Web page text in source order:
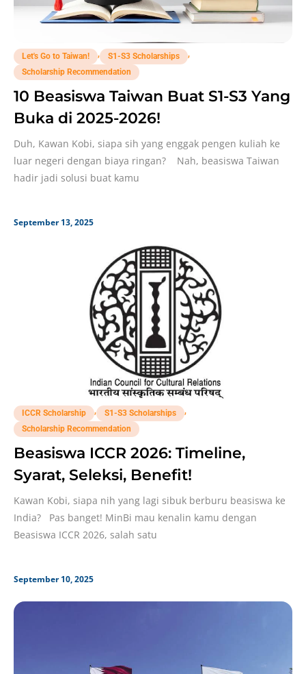
Let's Go to Taiwan! , S1-S3 Scholarships
,
Scholarship Recommendation
10 Beasiswa Taiwan Buat S1-S3 Yang
Buka di 2025-2026!
Duh, Kawan Kobi, siapa sih yang enggak pengen kuliah ke
luar negeri dengan biaya ringan? Nah, beasiswa Taiwan
hadir jadi solusi buat kamu
September 13, 2025
ICCR Scholarship , S1-S3 Scholarships
,
Scholarship Recommendation
Beasiswa ICCR 2026: Timeline,
Syarat, Seleksi, Benefit!
Kawan Kobi, siapa nih yang lagi sibuk berburu beasiswa ke
India? Pas banget! MinBi mau kenalin kamu dengan
Beasiswa ICCR 2026, salah satu
September 10, 2025